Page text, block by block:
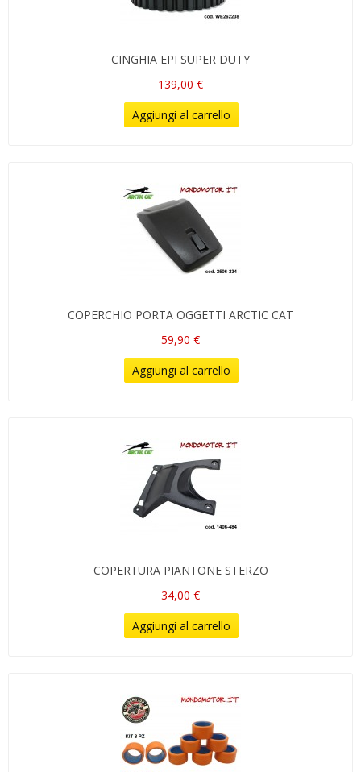
CINGHIA EPI SUPER DUTY
139,00 €
Aggiungi al carrello
COPERCHIO PORTA OGGETTI ARCTIC CAT
59,90 €
Aggiungi al carrello
COPERTURA PIANTONE STERZO
34,00 €
Aggiungi al carrello